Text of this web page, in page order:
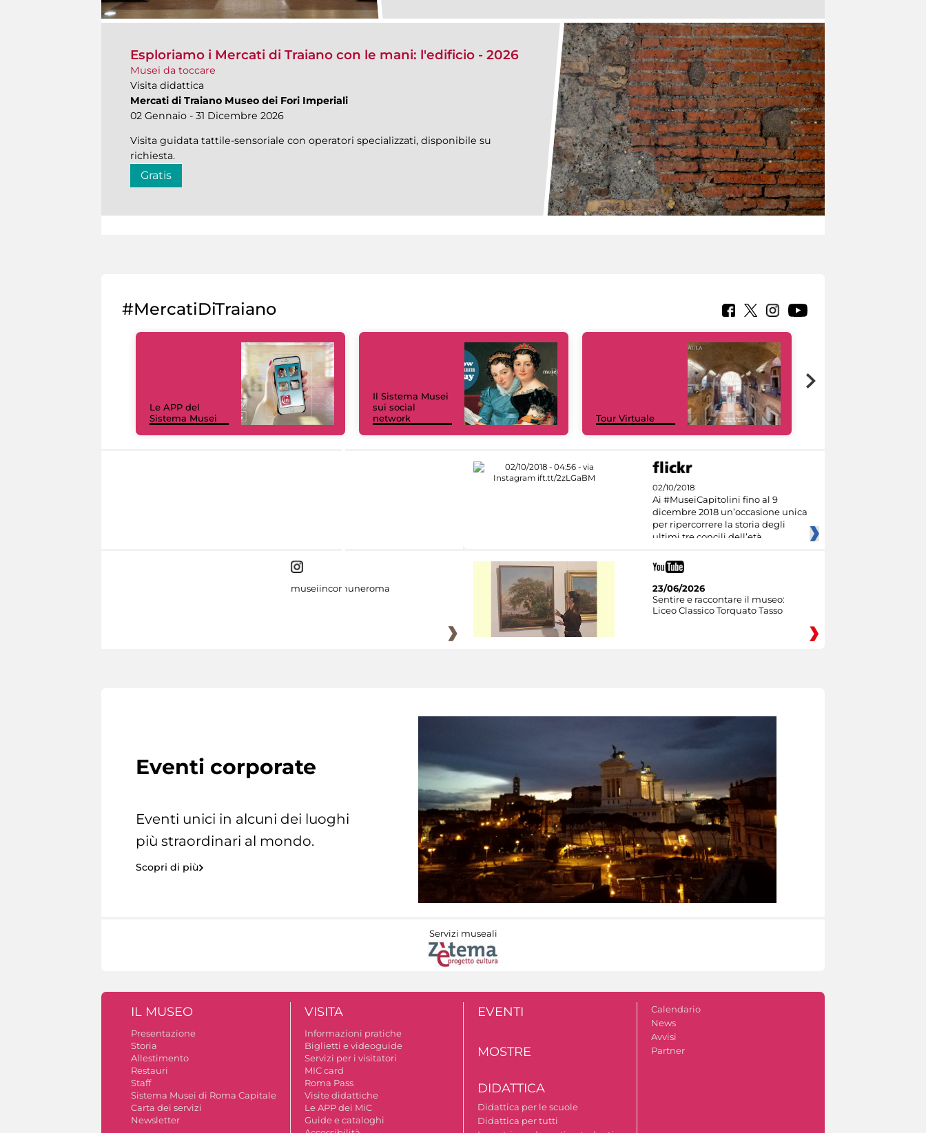
Esploriamo i Mercati di Traiano con le mani: l'edificio - 2026
Musei da toccare
Visita didattica
Mercati di Traiano Museo dei Fori Imperiali
02 Gennaio - 31 Dicembre 2026
Visita guidata tattile-sensoriale con operatori specializzati, disponibile su
richiesta.
Gratis
#MercatiDiTraiano
Le APP del
Sistema Musei
Il Sistema Musei
sui social
network
Tour Virtuale
02/10/2018
Ai #MuseiCapitolini fino al 9
dicembre 2018 un’occasione unica
per ripercorrere la storia degli
ultimi tre concili dell’età
museiincomuneroma
23/06/2026
Sentire e raccontare il museo:
Liceo Classico Torquato Tasso
Eventi corporate
Eventi unici in alcuni dei luoghi
più straordinari al mondo.
Scopri di più
Servizi museali
IL MUSEO
Presentazione
Storia
Allestimento
Restauri
Staff
Sistema Musei di Roma Capitale
Carta dei servizi
Newsletter
VISITA
Informazioni pratiche
Biglietti e videoguide
Servizi per i visitatori
MIC card
Roma Pass
Visite didattiche
Le APP dei MiC
Guide e cataloghi
EVENTI
MOSTRE
DIDATTICA
Didattica per le scuole
Didattica per tutti
Calendario
News
Avvisi
Partner